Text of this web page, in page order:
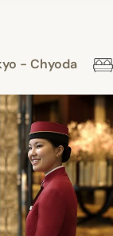
- Chyoda